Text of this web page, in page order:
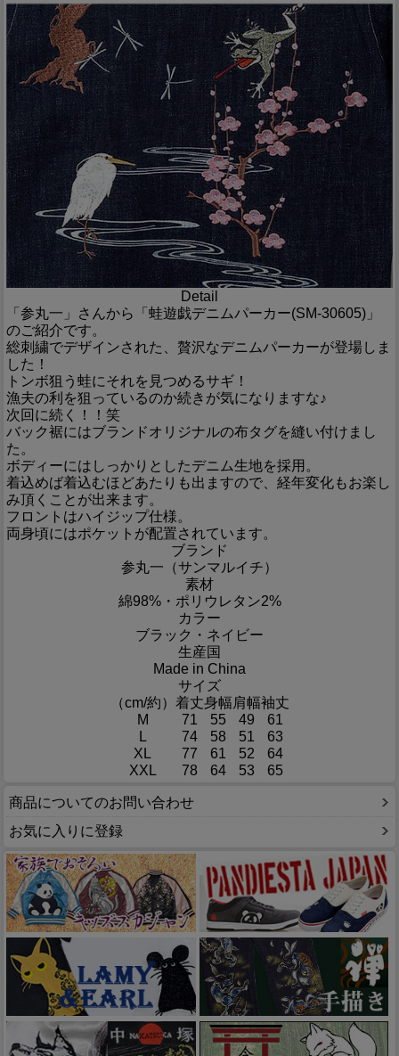
Detail
「参丸一」さんから「蛙遊戯デニムパーカー(SM-30605)」
のご紹介です。
総刺繍でデザインされた、贅沢なデニムパーカーが登場しま
した！
トンボ狙う蛙にそれを見つめるサギ！
漁夫の利を狙っているのか続きが気になりますな♪
次回に続く！！笑
バック裾にはブランドオリジナルの布タグを縫い付けまし
た。
ボディーにはしっかりとしたデニム生地を採用。
着込めば着込むほどあたりも出ますので、経年変化もお楽し
み頂くことが出来ます。
フロントはハイジップ仕様。
両身頃にはポケットが配置されています。
ブランド
参丸一（サンマルイチ）
素材
綿98%・ポリウレタン2%
カラー
ブラック・ネイビー
生産国
Made in China
サイズ
（cm/約） 着丈身幅肩幅袖丈
M
71 55 49
61
L
74 58 51
63
XL
77 61 52
64
XXL
78 64 53 65
商品についてのお問い合わせ
お気に入りに登録